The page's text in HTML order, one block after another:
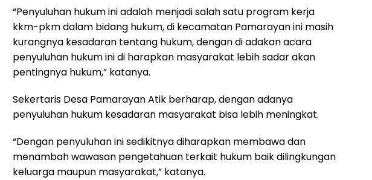
“Penyuluhan hukum ini adalah menjadi salah satu program kerja
kkm-pkm dalam bidang hukum, di kecamatan Pamarayan ini masih
kurangnya kesadaran tentang hukum, dengan di adakan acara
penyuluhan hukum ini di harapkan masyarakat lebih sadar akan
pentingnya hukum,” katanya.
Sekertaris Desa Pamarayan Atik berharap, dengan adanya
penyuluhan hukum kesadaran masyarakat bisa lebih meningkat.
“Dengan penyuluhan ini sedikitnya diharapkan membawa dan
menambah wawasan pengetahuan terkait hukum baik dilingkungan
keluarga maupun masyarakat,” katanya.